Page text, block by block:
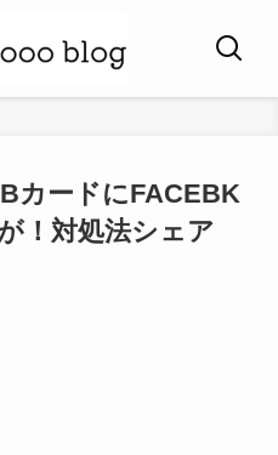
カードにFACEBK
！対処法シェア